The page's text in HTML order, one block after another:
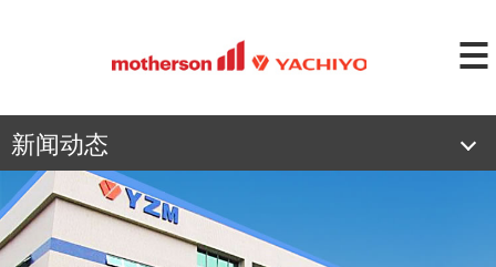
新闻动态